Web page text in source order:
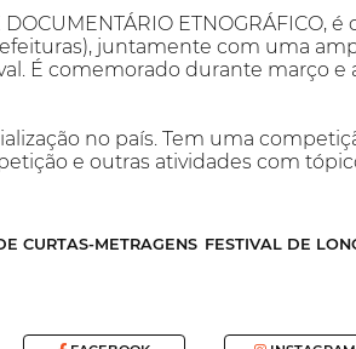
DOCUMENTÁRIO
juntamente com uma
É comemorado durante março
no país. Tem uma
e outras atividades com
CURTAS-METRAGENS FESTIVAL DE